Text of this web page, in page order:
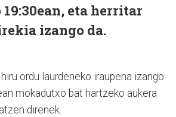
eta herritar
izango da.
ordu laurdeneko iraupena izango
mokadutxo bat hartzeko aukera
direnek.